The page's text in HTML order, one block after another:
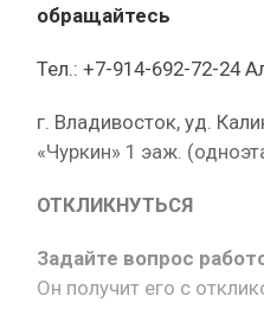
обращайтесь
Тел.: +7-914-692-72-24
г. Владивосток, уд.
«Чуркин» 1 эаж.
ОТКЛИКНУТЬСЯ
Задайте вопрос
Он получит его с